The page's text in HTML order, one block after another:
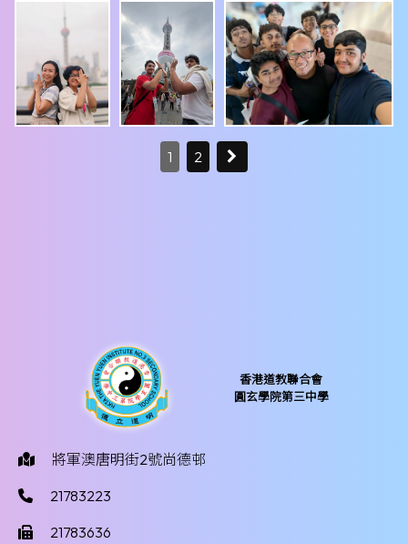
1 2
香港道教聯合會
圓玄學院第三中學
將軍澳唐明街2號尚德邨
21783223
21783636